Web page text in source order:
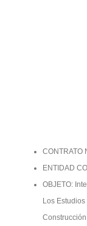
CONTRATO
ENTIDAD
OBJETO:
Los